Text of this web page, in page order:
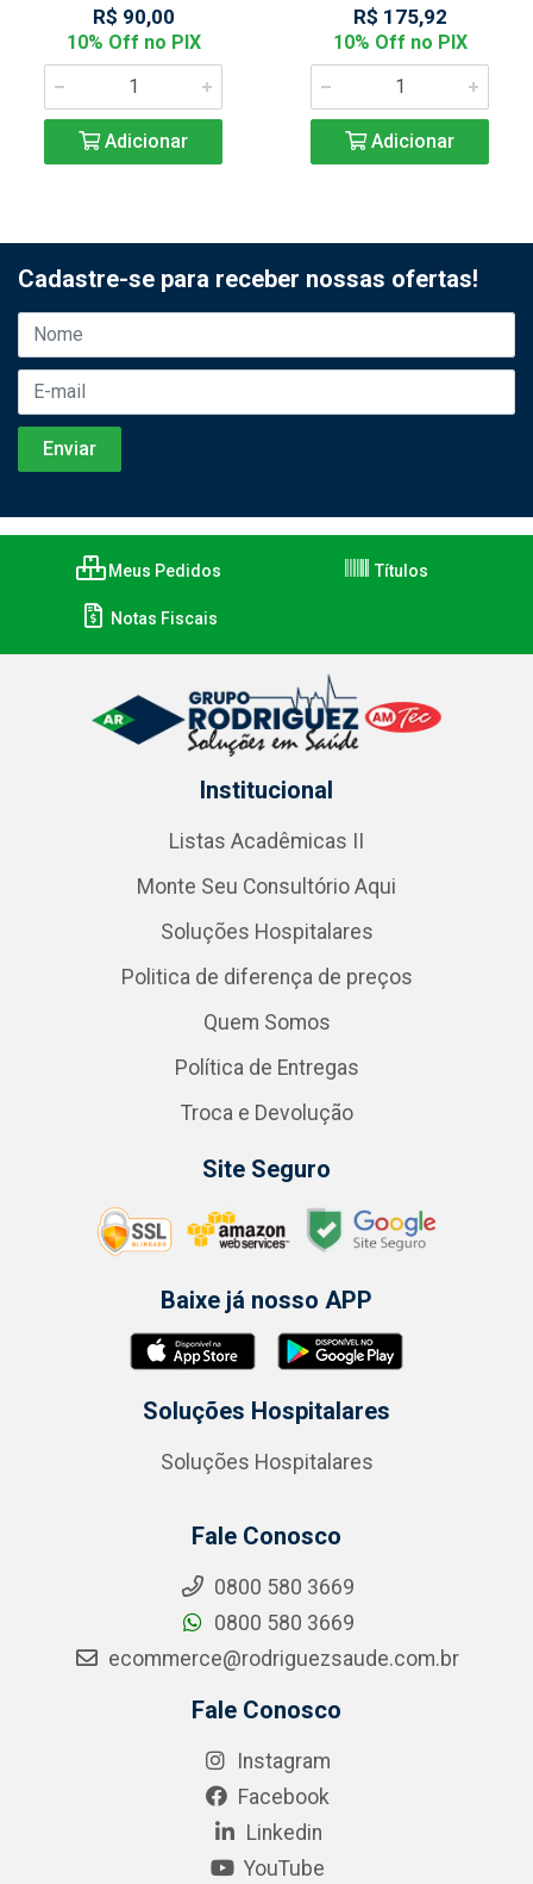
R$ 90,00
10% Off no PIX
Adicionar
R$ 175,92
10% Off no PIX
Adicionar
Cadastre-se para receber nossas ofertas!
Meus Pedidos Títulos
Notas Fiscais
Institucional
Listas Acadêmicas II
Monte Seu Consultório Aqui
Soluções Hospitalares
Politica de diferença de preços
Quem Somos
Política de Entregas
Troca e Devolução
Site Seguro
Baixe já nosso APP
Soluções Hospitalares
Soluções Hospitalares
Fale Conosco
0800 580 3669
0800 580 3669
ecommerce@rodriguezsaude.com.br
Fale Conosco
Instagram
Facebook
Linkedin
YouTube